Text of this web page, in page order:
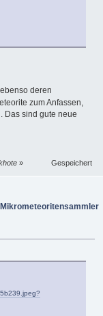
deren
zum Anfassen,
Das sind gute neue
» Gespeichert